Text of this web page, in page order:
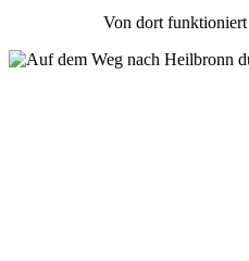
Von dort funktioniert